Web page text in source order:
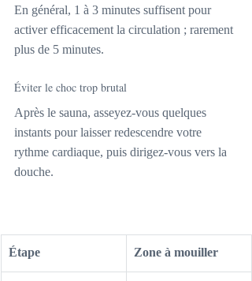
En général, 1 à 3 minutes suffisent pour
activer efficacement la circulation ; rarement
plus de 5 minutes.
Éviter le choc trop brutal
Après le sauna, asseyez-vous quelques
instants pour laisser redescendre votre
rythme cardiaque, puis dirigez-vous vers la
douche.
Étape Zone à mouiller